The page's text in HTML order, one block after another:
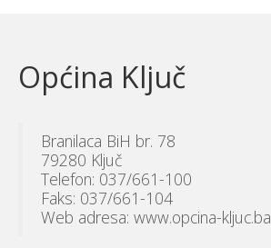
Općina Ključ
Branilaca BiH br. 78
79280 Ključ
Telefon: 037/661-100
Faks: 037/661-104
Web adresa: www.opcina-kljuc.ba